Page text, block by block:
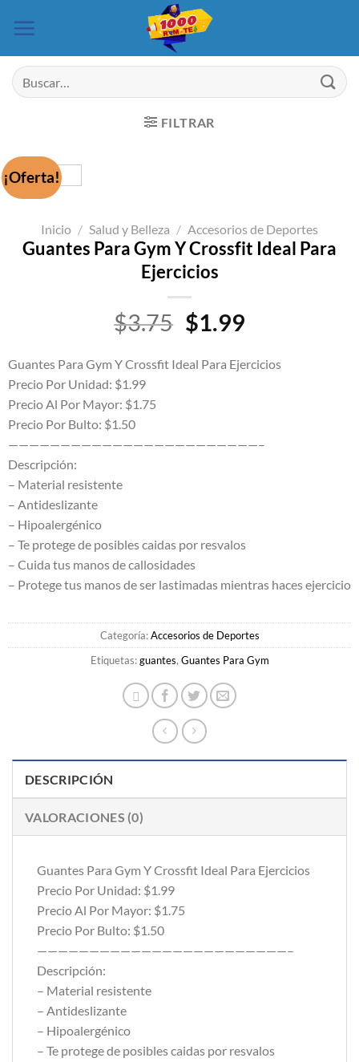
Buscar
por:
FILTRAR
¡Oferta!
Inicio / Salud y Belleza / Accesorios de Deportes
Guantes Para Gym Y Crossfit Ideal Para
Ejercicios
$3.75 El
original
$1.99El
actual
Guantes Para Gym Y Crossfit Ideal Para Ejercicios
Precio Por Unidad: $1.99
Precio Al Por Mayor: $1.75
Precio Por Bulto: $1.50
————————————————————————–
Descripción:
– Material resistente
– Antideslizante
– Hipoalergénico
– Te protege de posibles caidas por resvalos
– Cuida tus manos de callosidades
– Protege tus manos de ser lastimadas mientras haces ejercicio
Categoría:Accesorios de Deportes
Etiquetas:guantes, Guantes Para Gym
DESCRIPCIÓN
VALORACIONES (0)
Guantes Para Gym Y Crossfit Ideal Para Ejercicios
Precio Por Unidad: $1.99
Precio Al Por Mayor: $1.75
Precio Por Bulto: $1.50
————————————————————————–
Descripción:
– Material resistente
– Antideslizante
– Hipoalergénico
– Te protege de posibles caidas por resvalos